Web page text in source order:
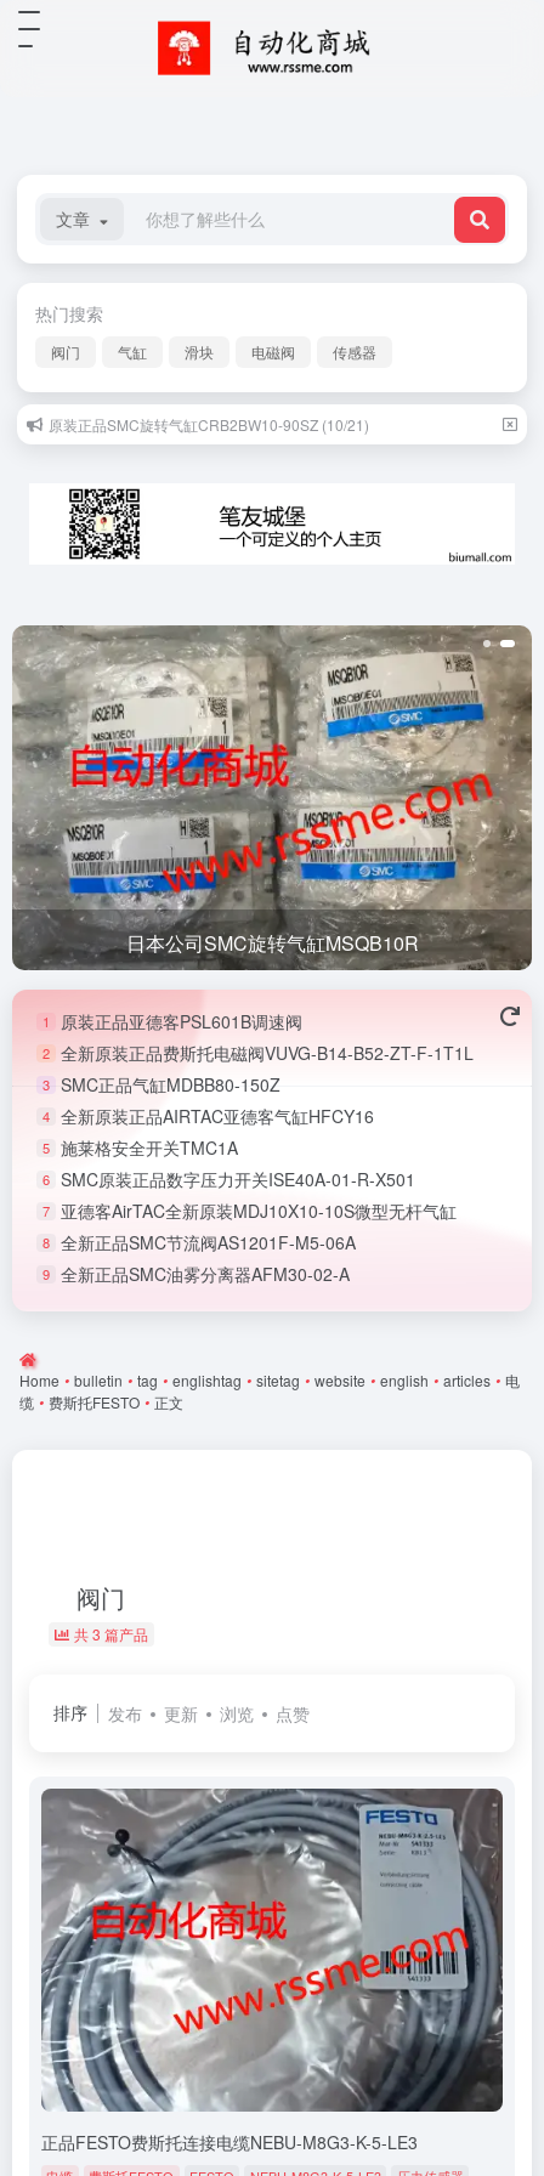
文章
热门搜索
阀门 气缸 滑块 电磁阀 传感器
原装正品SMC旋转气缸CRB2BW10-90SZ (10/21)
日本公司SMC旋转气缸MSQB10R
1 原装正品亚德客PSL601B调速阀
2 全新原装正品费斯托电磁阀VUVG-B14-B52-ZT-F-1T1L
3 SMC正品气缸MDBB80-150Z
4 全新原装正品AIRTAC亚德客气缸HFCY16
5 施莱格安全开关TMC1A
6 SMC原装正品数字压力开关ISE40A-01-R-X501
7 亚德客AirTAC全新原装MDJ10X10-10S微型无杆气缸
8 全新正品SMC节流阀AS1201F-M5-06A
9 全新正品SMC油雾分离器AFM30-02-A
Home • bulletin • tag • englishtag • sitetag • website • english • articles • 电
缆 • 费斯托FESTO • 正文
阀门
共 3 篇产品
排序 发布 更新 浏览 点赞
正品FESTO费斯托连接电缆NEBU-M8G3-K-5-LE3